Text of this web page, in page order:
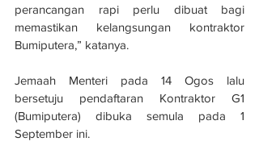
perancangan rapi perlu dibuat bagi
memastikan kelangsungan kontraktor
Bumiputera,” katanya.
Jemaah Menteri pada 14 Ogos lalu
bersetuju pendaftaran Kontraktor G1
(Bumiputera) dibuka semula pada 1
September ini.